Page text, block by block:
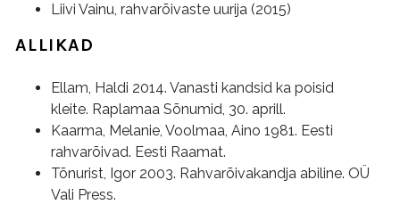
Liivi Vainu, rahvarõivaste uurija (2015)
ALLIKAD
Ellam, Haldi 2014. Vanasti kandsid ka poisid
kleite. Raplamaa Sõnumid, 30. aprill.
Kaarma, Melanie, Voolmaa, Aino 1981. Eesti
rahvarõivad. Eesti Raamat.
Tõnurist, Igor 2003. Rahvarõivakandja abiline. OÜ
Vali Press.